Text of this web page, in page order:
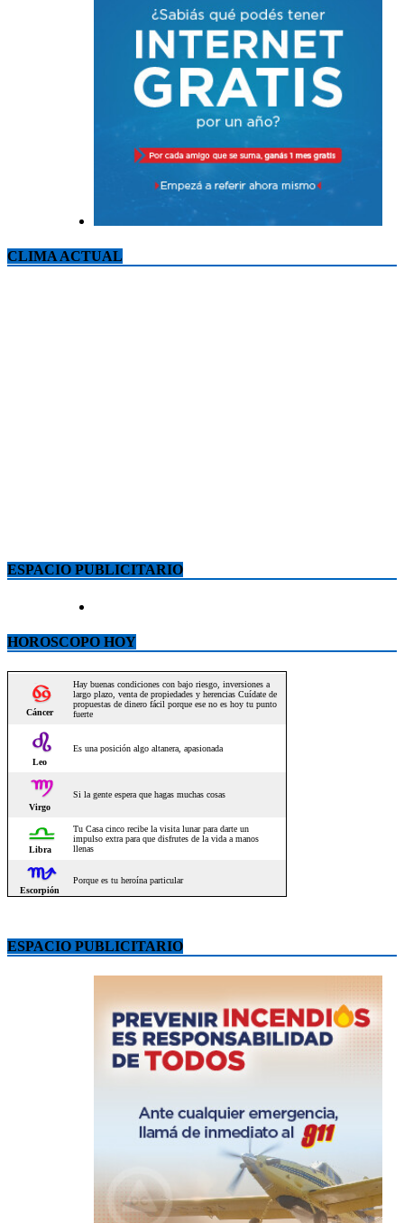
CLIMA ACTUAL
ESPACIO PUBLICITARIO
HOROSCOPO HOY
ESPACIO PUBLICITARIO